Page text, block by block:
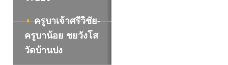
ครูบาเจ้าศรีวิชัย-
ครูบาน้อย ชยวังโส
วัดบ้านปง